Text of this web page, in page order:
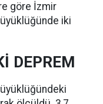
göre İzmir
iki
DEPREM